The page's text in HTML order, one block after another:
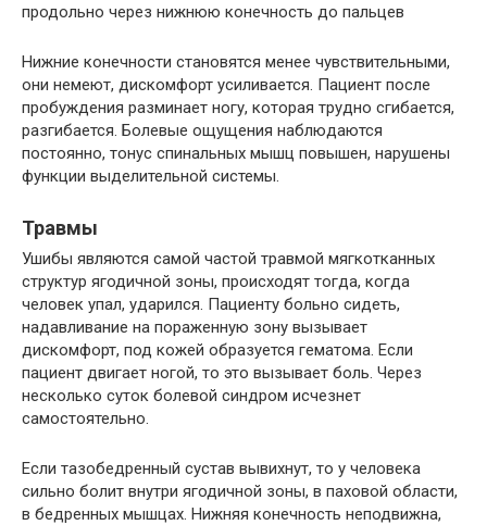
продольно через нижнюю конечность до пальцев
Нижние конечности становятся менее чувствительными,
они немеют, дискомфорт усиливается. Пациент после
пробуждения разминает ногу, которая трудно сгибается,
разгибается. Болевые ощущения наблюдаются
постоянно, тонус спинальных мышц повышен, нарушены
функции выделительной системы.
Травмы
Ушибы являются самой частой травмой мягкотканных
структур ягодичной зоны, происходят тогда, когда
человек упал, ударился. Пациенту больно сидеть,
надавливание на пораженную зону вызывает
дискомфорт, под кожей образуется гематома. Если
пациент двигает ногой, то это вызывает боль. Через
несколько суток болевой синдром исчезнет
самостоятельно.
Если тазобедренный сустав вывихнут, то у человека
сильно болит внутри ягодичной зоны, в паховой области,
в бедренных мышцах. Нижняя конечность неподвижна,